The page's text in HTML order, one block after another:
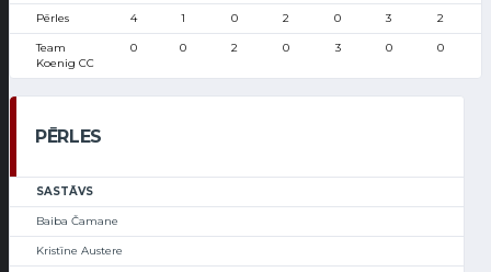
Pērles 4 1 0 2 0 3 2
Team
Koenig CC
0 0 2 0 3 0 0
PĒRLES
SASTĀVS
Baiba Čamane
Kristīne Austere